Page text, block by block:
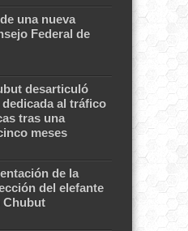
una nueva
Federal de
desarticuló
al tráfico
tras una
meses
de la
del elefante
Chubut